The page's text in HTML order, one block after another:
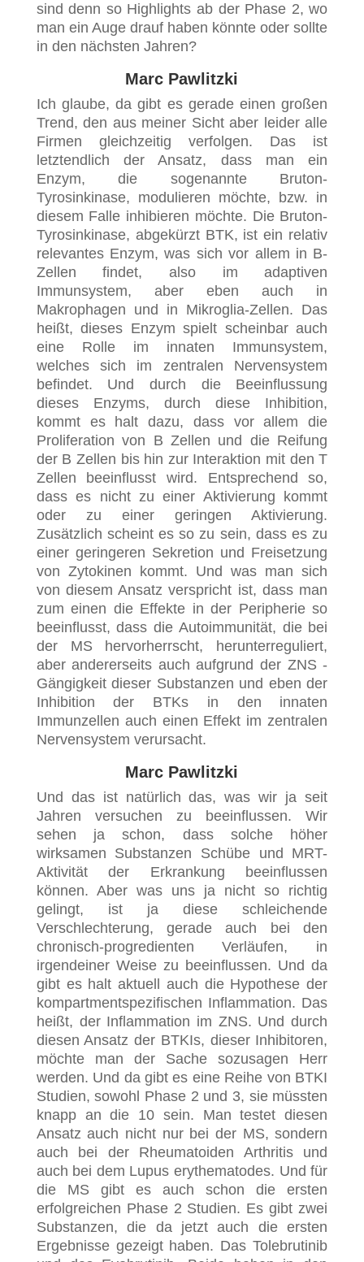
sind denn so Highlights ab der Phase 2, wo
man ein Auge drauf haben könnte oder sollte
in den nächsten Jahren?
Marc Pawlitzki
Ich glaube, da gibt es gerade einen großen
Trend, den aus meiner Sicht aber leider alle
Firmen gleichzeitig verfolgen. Das ist
letztendlich der Ansatz, dass man ein
Enzym, die sogenannte Bruton-
Tyrosinkinase, modulieren möchte, bzw. in
diesem Falle inhibieren möchte. Die Bruton-
Tyrosinkinase, abgekürzt BTK, ist ein relativ
relevantes Enzym, was sich vor allem in B-
Zellen findet, also im adaptiven
Immunsystem, aber eben auch in
Makrophagen und in Mikroglia-Zellen. Das
heißt, dieses Enzym spielt scheinbar auch
eine Rolle im innaten Immunsystem,
welches sich im zentralen Nervensystem
befindet. Und durch die Beeinflussung
dieses Enzyms, durch diese Inhibition,
kommt es halt dazu, dass vor allem die
Proliferation von B Zellen und die Reifung
der B Zellen bis hin zur Interaktion mit den T
Zellen beeinflusst wird. Entsprechend so,
dass es nicht zu einer Aktivierung kommt
oder zu einer geringen Aktivierung.
Zusätzlich scheint es so zu sein, dass es zu
einer geringeren Sekretion und Freisetzung
von Zytokinen kommt. Und was man sich
von diesem Ansatz verspricht ist, dass man
zum einen die Effekte in der Peripherie so
beeinflusst, dass die Autoimmunität, die bei
der MS hervorherrscht, herunterreguliert,
aber andererseits auch aufgrund der ZNS -
Gängigkeit dieser Substanzen und eben der
Inhibition der BTKs in den innaten
Immunzellen auch einen Effekt im zentralen
Nervensystem verursacht.
Marc Pawlitzki
Und das ist natürlich das, was wir ja seit
Jahren versuchen zu beeinflussen. Wir
sehen ja schon, dass solche höher
wirksamen Substanzen Schübe und MRT-
Aktivität der Erkrankung beeinflussen
können. Aber was uns ja nicht so richtig
gelingt, ist ja diese schleichende
Verschlechterung, gerade auch bei den
chronisch-progredienten Verläufen, in
irgendeiner Weise zu beeinflussen. Und da
gibt es halt aktuell auch die Hypothese der
kompartmentspezifischen Inflammation. Das
heißt, der Inflammation im ZNS. Und durch
diesen Ansatz der BTKIs, dieser Inhibitoren,
möchte man der Sache sozusagen Herr
werden. Und da gibt es eine Reihe von BTKI
Studien, sowohl Phase 2 und 3, sie müssten
knapp an die 10 sein. Man testet diesen
Ansatz auch nicht nur bei der MS, sondern
auch bei der Rheumatoiden Arthritis und
auch bei dem Lupus erythematodes. Und für
die MS gibt es auch schon die ersten
erfolgreichen Phase 2 Studien. Es gibt zwei
Substanzen, die da jetzt auch die ersten
Ergebnisse gezeigt haben. Das Tolebrutinib